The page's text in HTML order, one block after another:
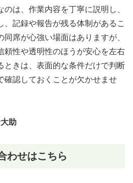
は、作業内容を丁寧に説明し、
、記録や報告が残る体制があるこ
席が心強い場面はありますが、
頼性や透明性のほうが安心を左右
ときは、表面的な条件だけで判断
確認しておくことが欠かせませ
助
わせはこちら